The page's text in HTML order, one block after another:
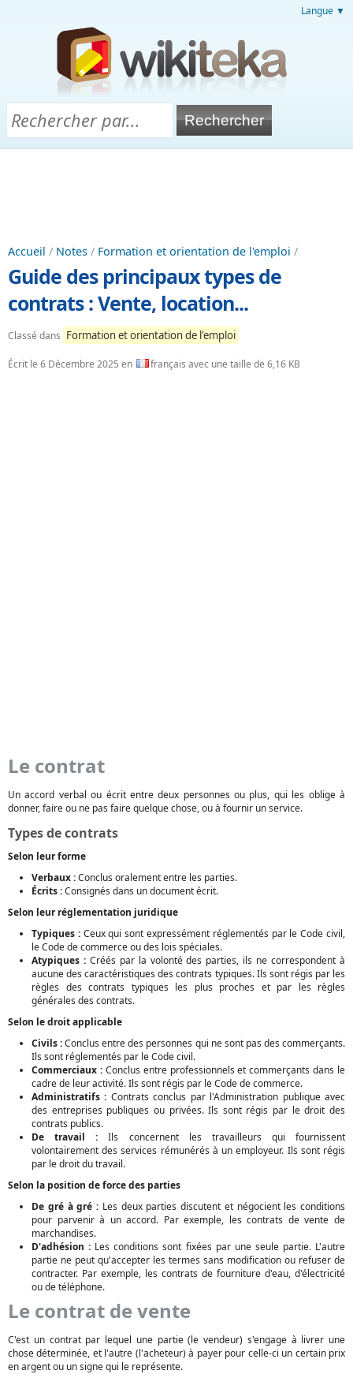
Langue ▼
Accueil / Notes / Formation et orientation de l'emploi /
Guide des principaux types de
contrats : Vente, location...
Classé dans Formation et orientation de l'emploi
Écrit le 6 Décembre 2025 en français avec une taille de 6,16 KB
Le contrat
Un accord verbal ou écrit entre deux personnes ou plus, qui les oblige à
donner, faire ou ne pas faire quelque chose, ou à fournir un service.
Types de contrats
Selon leur forme
Verbaux :Conclus oralement entre les parties.
Écrits :Consignés dans un document écrit.
Selon leur réglementation juridique
Typiques :Ceux qui sont expressément réglementés par le Code civil,
le Code de commerce ou des lois spéciales.
Atypiques :Créés par la volonté des parties, ils ne correspondent à
aucune des caractéristiques des contrats typiques. Ils sont régis par les
règles des contrats typiques les plus proches et par les règles
générales des contrats.
Selon le droit applicable
Civils :Conclus entre des personnes qui ne sont pas des commerçants.
Ils sont réglementés par le Code civil.
Commerciaux :Conclus entre professionnels et commerçants dans le
cadre de leur activité. Ils sont régis par le Code de commerce.
Administratifs : Contrats conclus par l'Administration publique avec
des entreprises publiques ou privées. Ils sont régis par le droit des
contrats publics.
De travail : Ils concernent les travailleurs qui fournissent
volontairement des services rémunérés à un employeur. Ils sont régis
par le droit du travail.
Selon la position de force des parties
De gré à gré : Les deux parties discutent et négocient les conditions
pour parvenir à un accord. Par exemple, les contrats de vente de
marchandises.
D'adhésion : Les conditions sont fixées par une seule partie. L'autre
partie ne peut qu'accepter les termes sans modification ou refuser de
contracter. Par exemple, les contrats de fourniture d'eau, d'électricité
ou de téléphone.
Le contrat de vente
C'est un contrat par lequel une partie (le vendeur) s'engage à livrer une
chose déterminée, et l'autre (l'acheteur) à payer pour celle-ci un certain prix
en argent ou un signe qui le représente.